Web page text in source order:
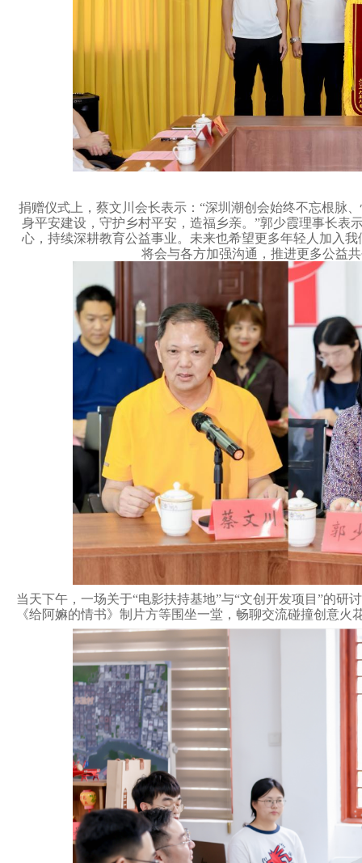
捐赠仪式上，蔡文川会长表示： “深圳潮创会始终不忘根脉
身平安建设，守护乡村平安，造福乡亲。”郭少霞理事长表
心，持续深耕教育公益事业。未来也希望更多年轻人加入
将会与各方加强沟通，推进更多公益
当天下午，一场关于“电影扶持基地”与“文创开发项目”的研
《给阿嫲的情书》制片方等围坐一堂，畅聊交流碰撞创意